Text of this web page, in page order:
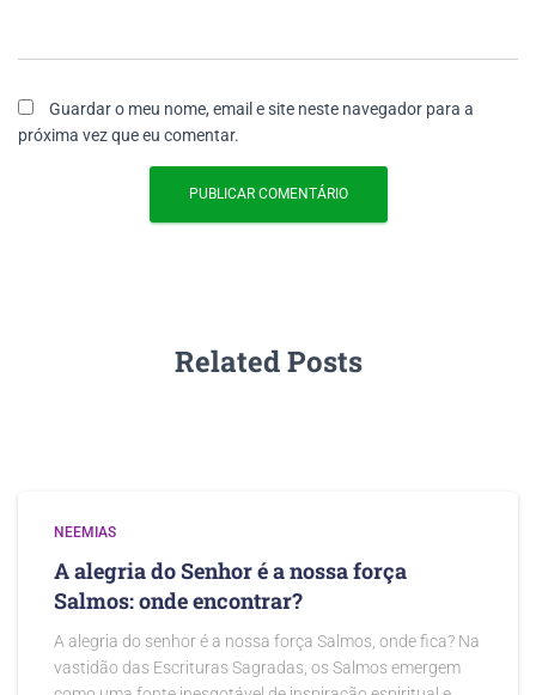
Guardar o meu nome, email e site neste navegador para a
próxima vez que eu comentar.
Related Posts
NEEMIAS
A alegria do Senhor é a nossa força
Salmos: onde encontrar?
A alegria do senhor é a nossa força Salmos, onde fica? Na
vastidão das Escrituras Sagradas, os Salmos emergem